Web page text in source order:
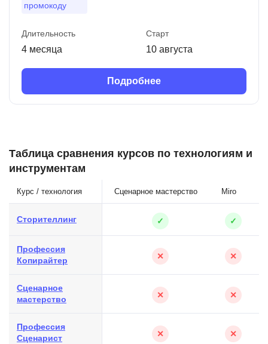
промокоду
Длительность
4 месяца
Старт
10 августа
Подробнее
Таблица сравнения курсов по технологиям и
инструментам
Курс / технология Сценарное мастерство Miro
Сторителлинг ✓ ✓
Профессия
Копирайтер
✕ ✕
Сценарное
мастерство
✕ ✕
Профессия
Сценарист
✕ ✕